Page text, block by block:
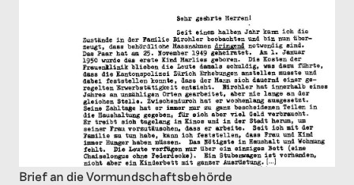
Brief an die Vormundschaftsbehörde